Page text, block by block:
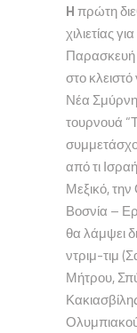
Hπρώτη
χιλιετίας
Παρασκευή
στο
Νέα
τουρνουά
από τι
Μεξικό,
Βοσνία –
θα λάμψει
ντριμ-τιμ
Μήτρου,